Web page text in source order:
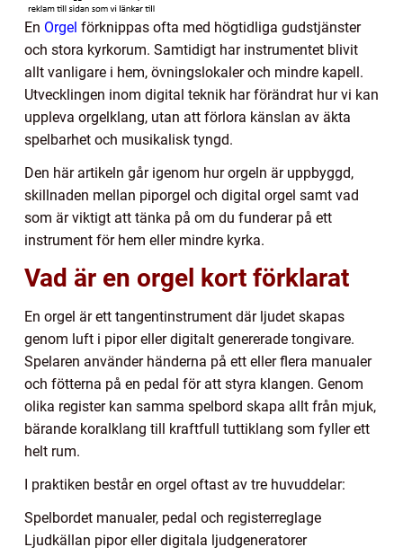
En Orgel förknippas ofta med högtidliga gudstjänster
och stora kyrkorum. Samtidigt har instrumentet blivit
allt vanligare i hem, övningslokaler och mindre kapell.
Utvecklingen inom digital teknik har förändrat hur vi kan
uppleva orgelklang, utan att förlora känslan av äkta
spelbarhet och musikalisk tyngd.
Den här artikeln går igenom hur orgeln är uppbyggd,
skillnaden mellan piporgel och digital orgel samt vad
som är viktigt att tänka på om du funderar på ett
instrument för hem eller mindre kyrka.
Vad är en orgel kort förklarat
En orgel är ett tangentinstrument där ljudet skapas
genom luft i pipor eller digitalt genererade tongivare.
Spelaren använder händerna på ett eller flera manualer
och fötterna på en pedal för att styra klangen. Genom
olika register kan samma spelbord skapa allt från mjuk,
bärande koralklang till kraftfull tuttiklang som fyller ett
helt rum.
I praktiken består en orgel oftast av tre huvuddelar:
Spelbordet manualer, pedal och registerreglage
Ljudkällan pipor eller digitala ljudgeneratorer